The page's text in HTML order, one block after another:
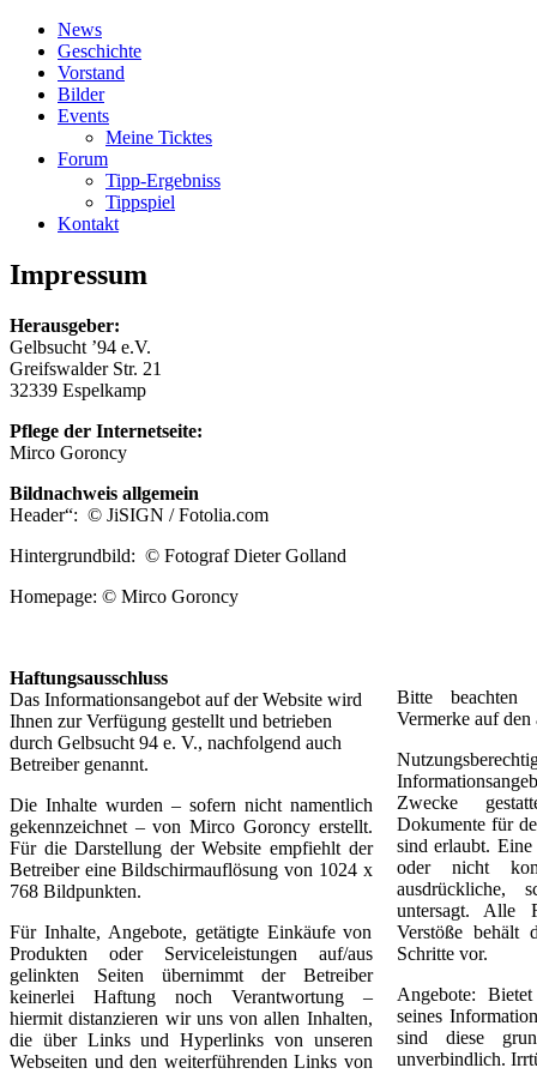
News
Geschichte
Vorstand
Bilder
Events
Meine Ticktes
Forum
Tipp-Ergebniss
Tippspiel
Kontakt
Impressum
Herausgeber:
Gelbsucht ’94 e.V.
Greifswalder Str. 21
32339 Espelkamp
Pflege der Internetseite:
Mirco Goroncy
Bildnachweis allgemein
Header“: © JiSIGN / Fotolia.com
Hintergrundbild: © Fotograf Dieter Golland
Homepage: © Mirco Goroncy
Haftungsausschluss
Das Informationsangebot auf der Website wird
Ihnen zur Verfügung gestellt und betrieben
durch Gelbsucht 94 e. V., nachfolgend auch
Betreiber genannt.
Die Inhalte wurden – sofern nicht namentlich
gekennzeichnet – von Mirco Goroncy erstellt.
Für die Darstellung der Website empfiehlt der
Betreiber eine Bildschirmauflösung von 1024 x
768 Bildpunkten.
Für Inhalte, Angebote, getätigte Einkäufe von
Produkten oder Serviceleistungen auf/aus
gelinkten Seiten übernimmt der Betreiber
keinerlei Haftung noch Verantwortung –
hiermit distanzieren wir uns von allen Inhalten,
die über Links und Hyperlinks von unseren
Webseiten und den weiterführenden Links von
Bitte
Vermerke auf den
Zwecke
Dokumente für
sind erlaubt.
oder nicht
ausdrückliche,
untersagt. Alle
Verstöße behält
Schritte vor.
Angebote:
seines
sind diese
unverbindlich.